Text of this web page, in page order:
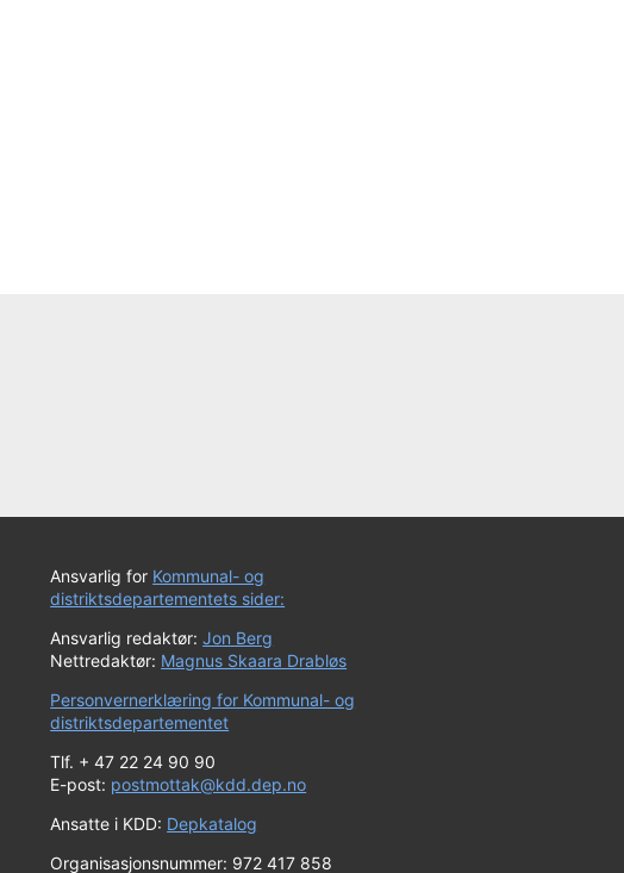
Ansvarlig for Kommunal- og
distriktsdepartementets sider:
Ansvarlig redaktør:Jon Berg
Nettredaktør: Magnus Skaara Drabløs
Personvernerklæring for Kommunal- og
distriktsdepartementet
Tlf. + 47 22 24 90 90
E-post: postmottak@kdd.dep.no
Ansatte i KDD: Depkatalog
Organisasjonsnummer: 972 417 858